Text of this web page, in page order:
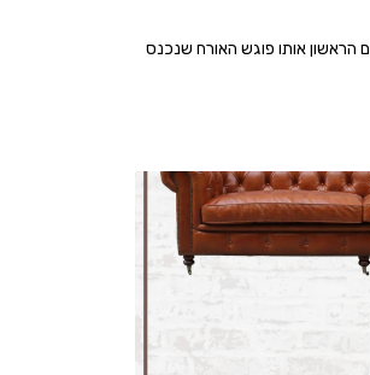
אותו פוגש האורח שנכנס